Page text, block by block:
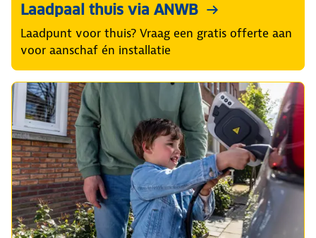
Laadpaal thuis via ANWB
Laadpunt voor thuis? Vraag een gratis offerte aan
voor aanschaf én installatie